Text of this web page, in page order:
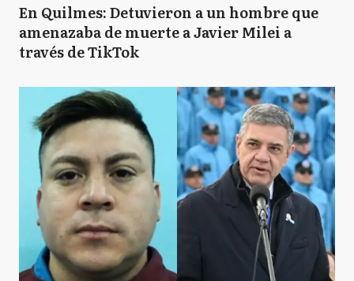
En Quilmes: Detuvieron a un hombre que
amenazaba de muerte a Javier Milei a
través de TikTok